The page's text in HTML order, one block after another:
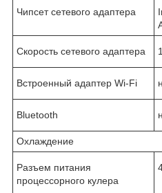
Чипсет сетевого адаптера
Скорость сетевого адаптера
Встроенный адаптер Wi-Fi
Bluetooth
Охлаждение
Разъем питания
процессорного кулера